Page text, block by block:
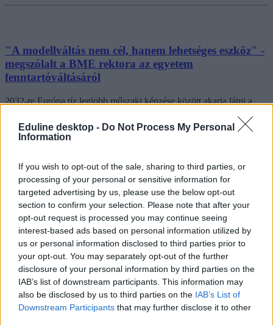
Eduline desktop - Do Not Process My Personal
Information
If you wish to opt-out of the sale, sharing to third parties, or
processing of your personal or sensitive information for
targeted advertising by us, please use the below opt-out
section to confirm your selection. Please note that after your
opt-out request is processed you may continue seeing
interest-based ads based on personal information utilized by
us or personal information disclosed to third parties prior to
your opt-out. You may separately opt-out of the further
disclosure of your personal information by third parties on the
IAB’s list of downstream participants. This information may
also be disclosed by us to third parties on the IAB’s List of
Downstream Participants that may further disclose it to other
"A modellváltás nem cél, hanem lehetséges eszköz" -
megszólalt a BME rektora az egyetem
fenntartóváltásáról
2032-re Európa tíz legjobb műszaki képzése között akarja látni a
megválasztott rektora, Charaf Hassan, aki már a rektori pályázatában
is nyíltan vállalta, hogy szükségesnek érzi az egyetem mielőbbi
Felsőoktatás
Székács Linda